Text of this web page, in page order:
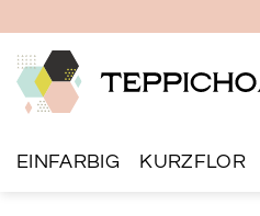
springen
EINFARBIG KURZFLOR